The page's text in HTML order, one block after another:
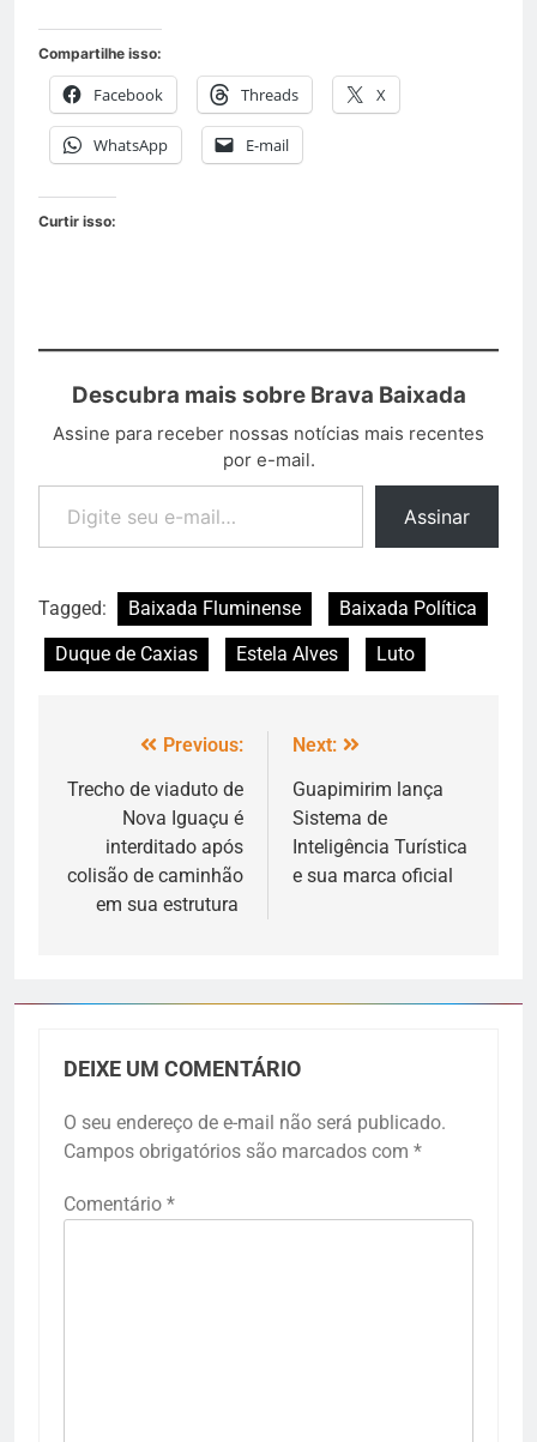
Compartilhe isso:
Facebook Threads X
WhatsApp E-mail
Curtir isso:
Descubra mais sobre Brava Baixada
Assine para receber nossas notícias mais recentes
por e-mail.
Assinar
Tagged: Baixada Fluminense
Baixada Política
Duque de Caxias
Estela Alves Luto
Previous:
Trecho de viaduto de
Nova Iguaçu é
interditado após
colisão de caminhão
em sua estrutura
Next:
Guapimirim lança
Sistema de
Inteligência Turística
e sua marca oficial
DEIXE UM COMENTÁRIO
O seu endereço de e-mail não será publicado.
Campos obrigatórios são marcados com *
Comentário *